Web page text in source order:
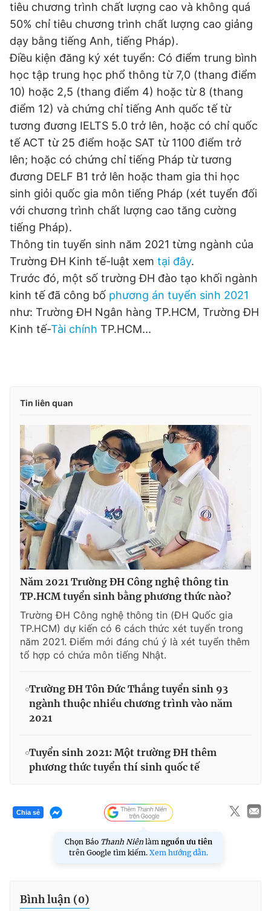
tiêu chương trình chất lượng cao và không quá
50% chỉ tiêu chương trình chất lượng cao giảng
dạy bằng tiếng Anh, tiếng Pháp).
Điều kiện đăng ký xét tuyển: Có điểm trung bình
học tập trung học phổ thông từ 7,0 (thang điểm
10) hoặc 2,5 (thang điểm 4) hoặc từ 8 (thang
điểm 12) và chứng chỉ tiếng Anh quốc tế từ
tương đương IELTS 5.0 trở lên, hoặc có chỉ quốc
tế ACT từ 25 điểm hoặc SAT từ 1100 điểm trở
lên; hoặc có chứng chỉ tiếng Pháp từ tương
đương DELF B1 trở lên hoặc tham gia thi học
sinh giỏi quốc gia môn tiếng Pháp (xét tuyển đối
với chương trình chất lượng cao tăng cường
tiếng Pháp).
Thông tin tuyển sinh năm 2021 từng ngành của
Trường ĐH Kinh tế-luật xem tại đây.
Trước đó, một số trường ĐH đào tạo khối ngành
kinh tế đã công bố phương án tuyển sinh 2021
như: Trường ĐH Ngân hàng TP.HCM, Trường ĐH
Kinh tế-Tài chính TP.HCM...
Tin liên quan
Năm 2021 Trường ĐH Công nghệ thông tin
TP.HCM tuyển sinh bằng phương thức nào?
Trường ĐH Công nghệ thông tin (ĐH Quốc gia
TP.HCM) dự kiến có 6 cách thức xét tuyển trong
năm 2021. Điểm mới đáng chú ý là xét tuyển thêm
tổ hợp có chứa môn tiếng Nhật.
Trường ĐH Tôn Đức Thắng tuyển sinh 93
ngành thuộc nhiều chương trình vào năm
2021
Tuyển sinh 2021: Một trường ĐH thêm
phương thức tuyển thí sinh quốc tế
Chia sẻ
Chọn Báo Thanh Niên làm nguồn ưu tiên
trên Google tìm kiếm. Xem hướng dẫn.
Bình luận (0)